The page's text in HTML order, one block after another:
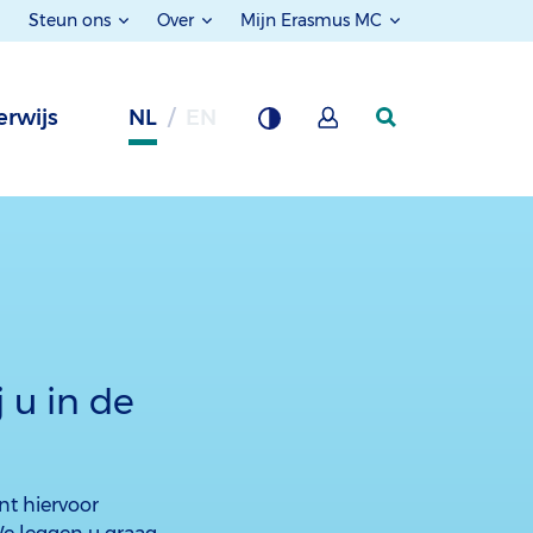
Steun ons Over Mijn Erasmus MC
NL
u in de
hiervoor